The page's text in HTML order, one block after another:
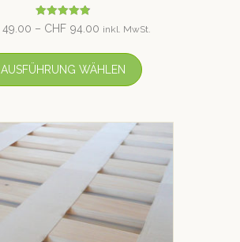
Bewertet
mit
von 5
49.00 – CHF 94.00 inkl. MwSt.
AUSFÜHRUNG WÄHLEN